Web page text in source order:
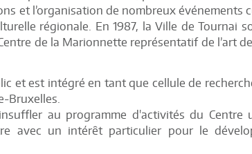
et l’organisation de nombreux événements
régionale. En 1987, la Ville de Tournai
de la Marionnette représentatif de l’art
et est intégré en tant que cellule de
Bruxelles.
au programme d'activités du Centre
avec un intérêt particulier pour le